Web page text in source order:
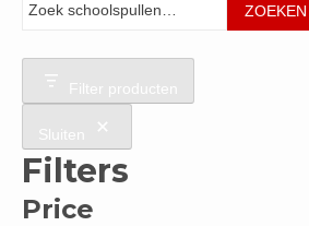
ZOEKEN
Filter producten
Sluiten
Filters
Price